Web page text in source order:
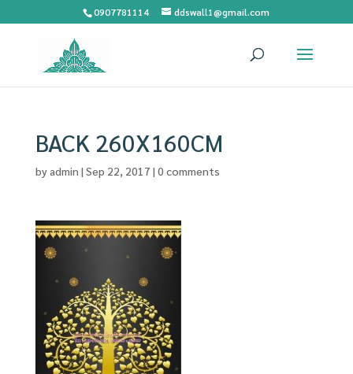
0907781114 ddswall1@gmail.com
BACK 260X160CM
byadmin | Sep 22, 2017 | 0 comments